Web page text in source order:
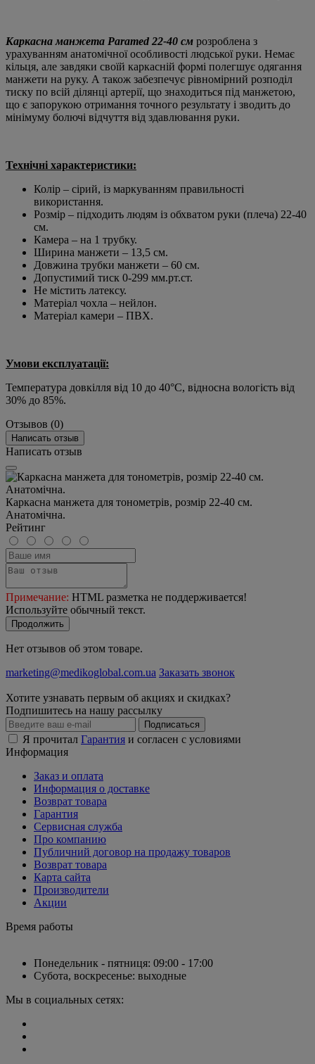
Каркасна манжета Paramed 22-40 см розроблена з
урахуванням анатомічної особливості людської руки. Немає
кільця, але завдяки своїй каркасній формі полегшує одягання
манжети на руку. А також забезпечує рівномірний розподіл
тиску по всій ділянці артерії, що знаходиться під манжетою,
що є запорукою отримання точного результату і зводить до
мінімуму болючі відчуття від здавлювання руки.
Технічні характеристики:
Колір – сірий, із маркуванням правильності
використання.
Розмір – підходить людям із обхватом руки (плеча) 22-40
см.
Камера – на 1 трубку.
Ширина манжети – 13,5 см.
Довжина трубки манжети – 60 см.
Допустимий тиск 0-299 мм.рт.ст.
Не містить латексу.
Матеріал чохла – нейлон.
Матеріал камери – ПВХ.
Умови експлуатації:
Температура довкілля від 10 до 40°С, відносна вологість від
30% до 85%.
Отзывов (0)
Написать отзыв
Написать отзыв
Каркасна манжета для тонометрів, розмір 22-40 см.
Анатомічна.
Рейтинг
Примечание: HTML разметка не поддерживается!
Используйте обычный текст.
Продолжить
Нет отзывов об этом товаре.
marketing@medikoglobal.com.ua Заказать звонок
Хотите узнавать первым об акциях и скидках?
Подпишитесь на нашу рассылку
Подписаться
Я прочитал Гарантия и согласен с условиями
Информация
Заказ и оплата
Информация о доставке
Возврат товара
Гарантия
Сервисная служба
Про компанию
Публичний договор на продажу товаров
Возврат товара
Карта сайта
Производители
Акции
Время работы
Понедельник - пятниця: 09:00 - 17:00
Субота, воскресенье: выходные
Мы в социальных сетях: